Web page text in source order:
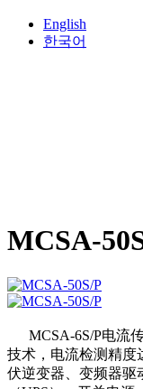
English
한국어
MCSA-
MCSA-6S/P电流
技术，电流检测精
伏逆变器、变频器驱